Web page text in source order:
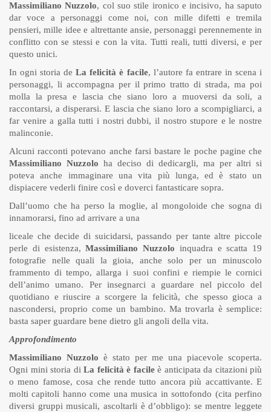
Massimiliano Nuzzolo, col suo stile ironico e incisivo, ha saputo
dar voce a personaggi come noi, con mille difetti e tremila
pensieri, mille idee e altrettante ansie, personaggi perennemente in
conflitto con se stessi e con la vita. Tutti reali, tutti diversi, e per
questo unici.
In ogni storia deLa felicità è facile, l’autore fa entrare in scena i
personaggi, li accompagna per il primo tratto di strada, ma poi
molla la presa e lascia che siano loro a muoversi da soli, a
raccontarsi, a disperarsi. E lascia che siano loro a scompigliarci, a
far venire a galla tutti i nostri dubbi, il nostro stupore e le nostre
malinconie.
Alcuni racconti potevano anche farsi bastare le poche pagine che
Massimiliano Nuzzolo ha deciso di dedicargli, ma per altri si
poteva anche immaginare una vita più lunga, ed è stato un
dispiacere vederli finire così e doverci fantasticare sopra.
Dall’uomo che ha perso la moglie, al mongoloide che sogna di
innamorarsi, fino ad arrivare a una
liceale che decide di suicidarsi, passando per tante altre piccole
perle di esistenza,Massimiliano Nuzzolo inquadra e scatta 19
fotografie nelle quali la gioia, anche solo per un minuscolo
frammento di tempo, allarga i suoi confini e riempie le cornici
dell’animo umano. Per insegnarci a guardare nel piccolo del
quotidiano e riuscire a scorgere la felicità, che spesso gioca a
nascondersi, proprio come un bambino. Ma trovarla è semplice:
basta saper guardare bene dietro gli angoli della vita.
Approfondimento
Massimiliano Nuzzolo è stato per me una piacevole scoperta.
Ogni mini storia di La felicità è facileè anticipata da citazioni più
o meno famose, cosa che rende tutto ancora più accattivante. E
molti capitoli hanno come una musica in sottofondo (cita perfino
diversi gruppi musicali, ascoltarli è d’obbligo): se mentre leggete